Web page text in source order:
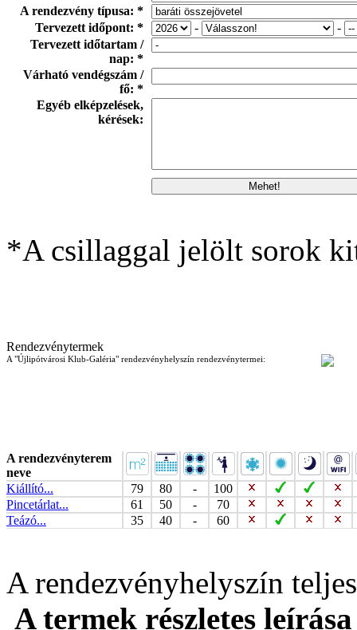
A rendezvény típusa: *
Tervezett időpont: *
-
-
Tervezett időtartam /
nap: *
Várható vendégszám /
fő: *
Egyéb elképzelések,
kérések:
*A csillaggal jelölt sorok
Rendezvénytermek
A "Újlipótvárosi Klub-Galéria" rendezvényhelyszín rendezvénytermei:
A rendezvényterem
neve
Kiállító...
79 80 -
100
Pincetárlat...
61 50 -
70
Teázó...
35 40 - 60
A rendezvényhelyszín
A termek részletes